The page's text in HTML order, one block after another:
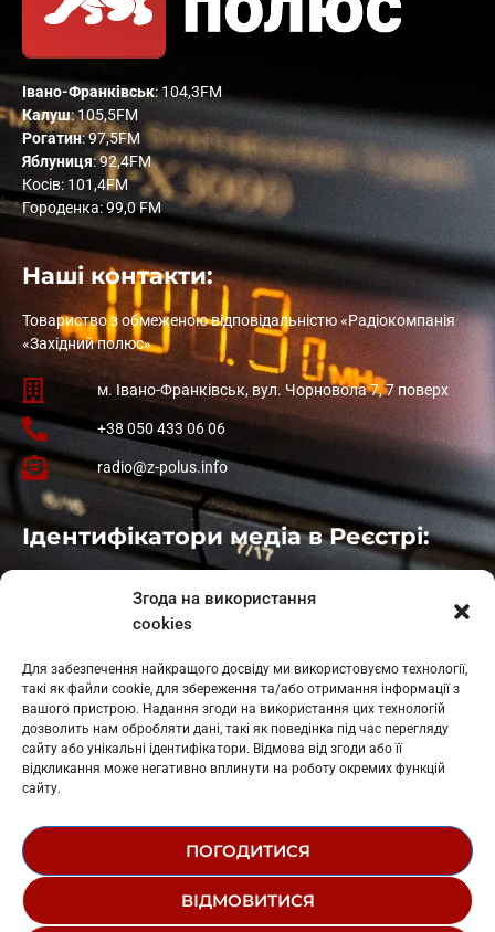
Згода на використання
cookies
Для забезпечення найкращого досвіду ми використовуємо технології,
такі як файли cookie, для збереження та/або отримання інформації з
вашого пристрою. Надання згоди на використання цих технологій
дозволить нам обробляти дані, такі як поведінка під час перегляду
сайту або унікальні ідентифікатори. Відмова від згоди або її
відкликання може негативно вплинути на роботу окремих функцій
сайту.
ПОГОДИТИСЯ
ВІДМОВИТИСЯ
Івано-Франківськ: 104,3FM
Калуш: 105,5FM
Рогатин: 97,5FM
Яблуниця: 92,4FM
Косів: 101,4FM
Городенка: 99,0 FM
Наші контакти:
Товариство з обмеженою відповідальністю «Радіокомпанія
«Західний полюс»
м. Івано-Франківськ, вул. Чорновола 7, 7 поверх
+38 050 433 06 06
radio@z-polus.info
Ідентифікатори медіа в Реєстрі:
: L11-01410
: L11-01801
Косів: L11-01805
Гарасимів: L11-02274
© 1995-2026 РК «ЗАХІДНИЙ ПОЛЮС»